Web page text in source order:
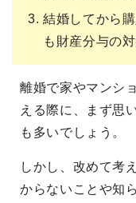
結婚してから
も財産分与の
離婚で家やマンシ
える際に、まず思
も多いでしょう。
しかし、改めて考
からないことや知